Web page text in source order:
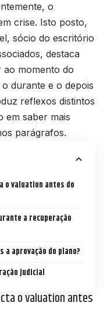
o
crise. Isto posto,
sócio do escritório
destaca
ao momento do
durante e o depois
reflexos distintos
em saber mais
parágrafos.
o valuation antes do
a recuperação
a aprovação do plano?
judicial
o valuation antes